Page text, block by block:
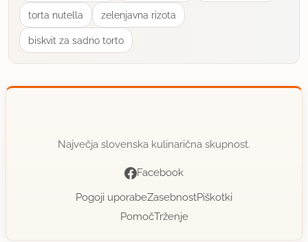
torta nutella zelenjavna rizota
biskvit za sadno torto
Največja slovenska kulinarična skupnost.
Facebook
Pogoji uporabeZasebnostPiškotki
PomočTrženje